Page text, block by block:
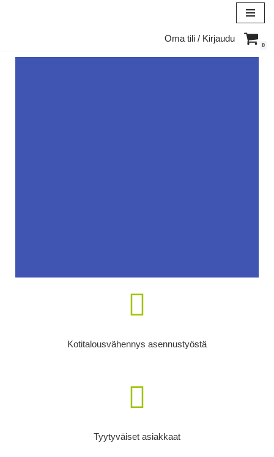
Oma tili / Kirjaudu
0
ilmalämpöpumput ja
vesilämpöpumput
maahatuojan takuulla.
valikoimaan
Kotitalousvähennys asennustyöstä
Tyytyväiset asiakkaat